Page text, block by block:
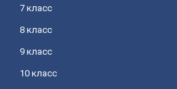
7 класс
8 класс
9 класс
10 класс